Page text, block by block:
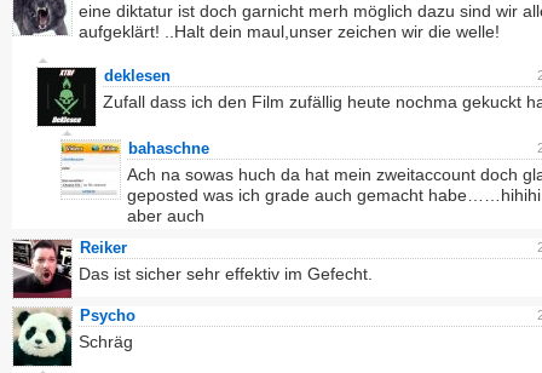
eine diktatur ist doch garnicht merh möglich dazu sind wir
aufgeklärt! ..Halt dein maul,unser zeichen wir die welle!
deklesen
Zufall dass ich den Film zufällig heute nochma gekuckt
bahaschne
Ach na sowas huch da hat mein zweitaccount doch
geposted was ich grade auch gemacht
aber auch
Reiker
Das ist sicher sehr effektiv im Gefecht.
Psycho
Schräg